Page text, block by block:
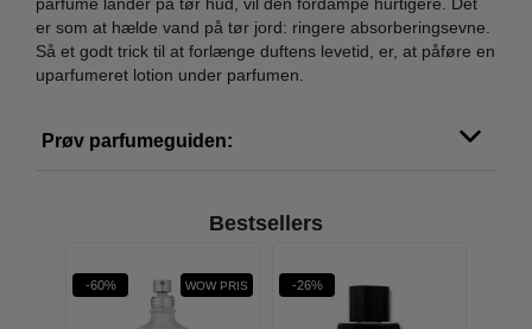
er som at hælde vand på tør jord: ringere absorberingsevne.
Så et godt trick til at forlænge duftens levetid, er, at påføre en
uparfumeret lotion under parfumen.
Prøv parfumeguiden:
Bestsellers
-60% WOW PRIS -26%